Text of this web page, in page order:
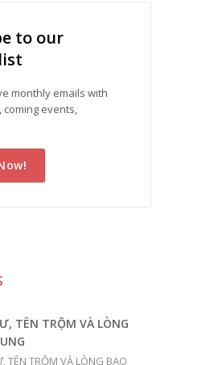
to our
monthly emails with
coming events,
TÊN TRỘM VÀ LÒNG
TÊN TRỘM VÀ LÒNG BAO